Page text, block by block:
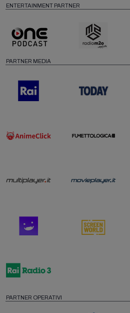
ENTERTAINMENT PARTNER
PARTNER MEDIA
PARTNER OPERATIVI